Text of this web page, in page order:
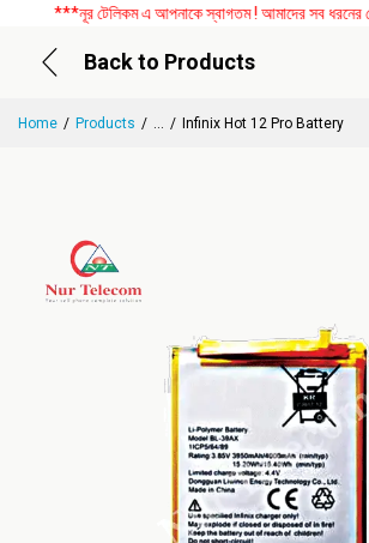
***নূর টেলিকম এ আপনাকে স্বাগতম ! আমাদের সব ধরনের
Back to Products
Home Products ... Infinix Hot 12 Pro Battery